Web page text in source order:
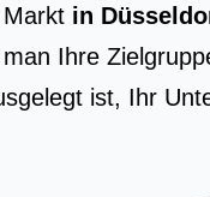
in
Ihre
ist, Ihr